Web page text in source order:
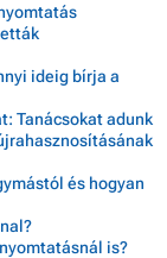
ideig bírja a
Tanácsokat adunk
és hogyan
is?